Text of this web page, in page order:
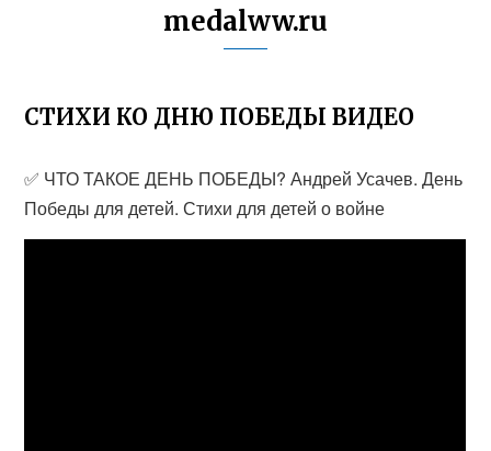
medalww.ru
СТИХИ КО ДНЮ ПОБЕДЫ ВИДЕО
✅ ЧТО ТАКОЕ ДЕНЬ ПОБЕДЫ? Андрей Усачев. День
Победы для детей. Стихи для детей о войне